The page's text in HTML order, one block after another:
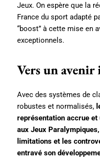
Jeux. On espère que la
France du sport adapté
“boost” à cette mise en
exceptionnels.
Vers un
Avec des systèmes de
robustes et normalisés,
représentation accrue et
aux Jeux
limitations et les
entravé son